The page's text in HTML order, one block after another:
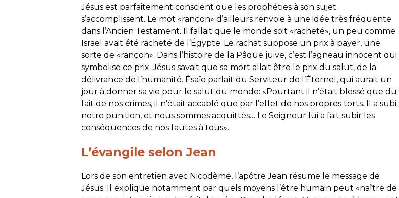
Jésus est parfaitement conscient que les prophéties à son sujet
s’accomplissent. Le mot «rançon» d’ailleurs renvoie à une idée très fréquente
dans l’Ancien Testament. Il fallait que le monde soit «racheté», un peu comme
Israël avait été racheté de l’Égypte. Le rachat suppose un prix à payer, une
sorte de «rançon». Dans l’histoire de la Pâque juive, c’est l’agneau innocent qui
symbolise ce prix. Jésus savait que sa mort allait être le prix du salut, de la
délivrance de l’humanité. Ésaïe parlait du Serviteur de l’Éternel, qui aurait un
jour à donner sa vie pour le salut du monde: «Pourtant il n’était blessé que du
fait de nos crimes, il n’était accablé que par l’effet de nos propres torts. Il a subi
notre punition, et nous sommes acquittés… Le Seigneur lui a fait subir les
conséquences de nos fautes à tous».
L’évangile selon Jean
Lors de son entretien avec Nicodème, l’apôtre Jean résume le message de
Jésus. Il explique notamment par quels moyens l’être humain peut «naître de